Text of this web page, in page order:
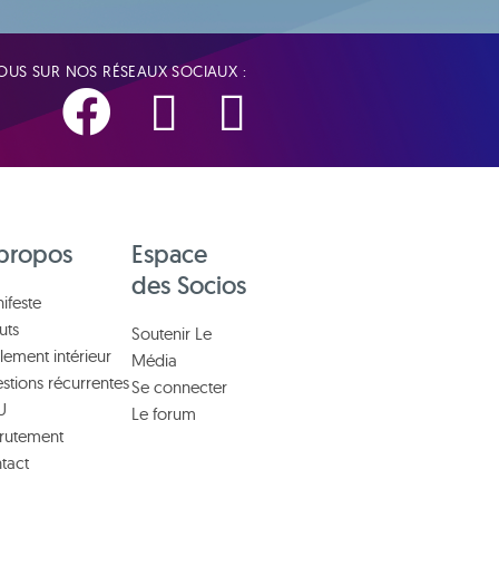
SUR NOS RÉSEAUX SOCIAUX :
intérieur
récurrentes
Espace
des Socios
Soutenir Le
Média
Se connecter
Le forum